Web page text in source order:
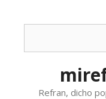
Refran, dicho